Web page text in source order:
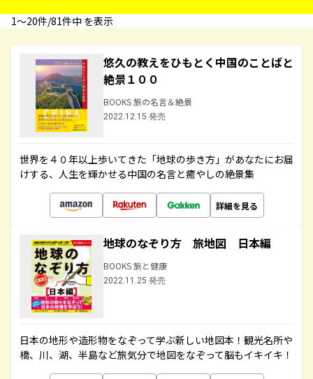
1〜20件/81件中 を表示
悠久の教えをひもとく中国のことばと
絶景１００
BOOKS 旅の名言＆絶景
2022.12.15 発売
世界を４０年以上歩いてきた「地球の歩き方」があなたにお届
けする、人生を輝かせる中国の名言と癒やしの絶景集
詳細を見る
地球のなぞり方 旅地図 日本編
BOOKS 旅と健康
2022.11.25 発売
日本の地形や造形物をなぞって学ぶ新しい地図本！観光名所や
橋、川、湖、半島など旅気分で地図をなぞって脳もイキイキ！